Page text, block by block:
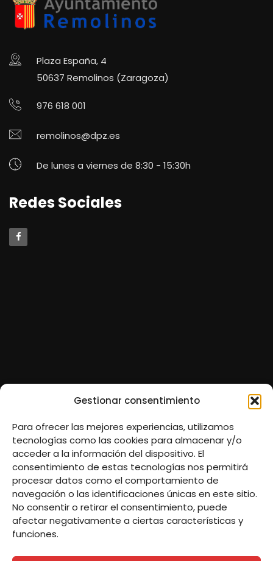
Gestionar consentimiento
Para ofrecer las mejores experiencias, utilizamos
tecnologías como las cookies para almacenar y/o
acceder a la información del dispositivo. El
consentimiento de estas tecnologías nos permitirá
procesar datos como el comportamiento de
navegación o las identificaciones únicas en este sitio.
No consentir o retirar el consentimiento, puede
afectar negativamente a ciertas características y
funciones.
Plaza España, 4
50637 Remolinos (Zaragoza)
976 618 001
remolinos@dpz.es
De lunes a viernes de 8:30 - 15:30h
Redes Sociales